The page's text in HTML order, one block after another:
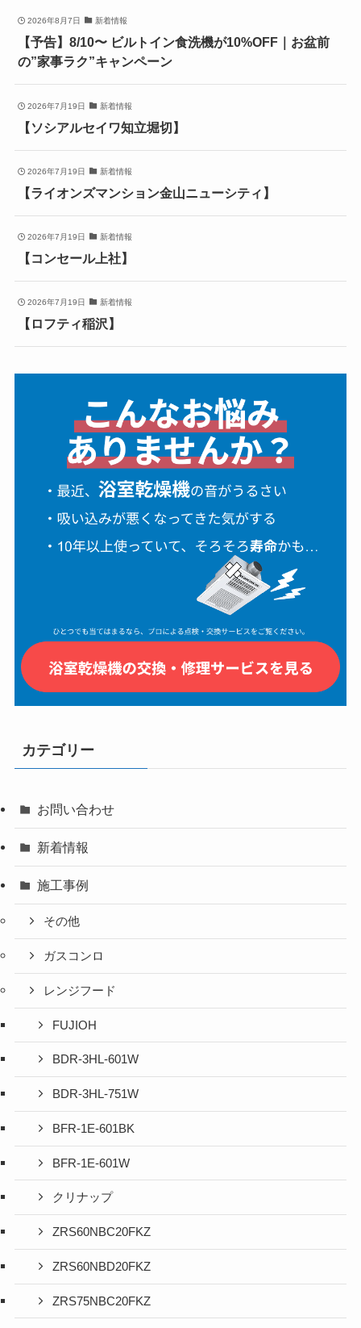
2026年8月7日 新着情報
【予告】8/10〜 ビルトイン食洗機が10%OFF｜お盆前
の”家事ラク”キャンペーン
2026年7月19日 新着情報
【ソシアルセイワ知立堀切】
2026年7月19日 新着情報
【ライオンズマンション金山ニューシティ】
2026年7月19日 新着情報
【コンセール上社】
2026年7月19日 新着情報
【ロフティ稲沢】
カテゴリー
お問い合わせ
新着情報
施工事例
その他
ガスコンロ
レンジフード
FUJIOH
BDR-3HL-601W
BDR-3HL-751W
BFR-1E-601BK
BFR-1E-601W
クリナップ
ZRS60NBC20FKZ
ZRS60NBD20FKZ
ZRS75NBC20FKZ